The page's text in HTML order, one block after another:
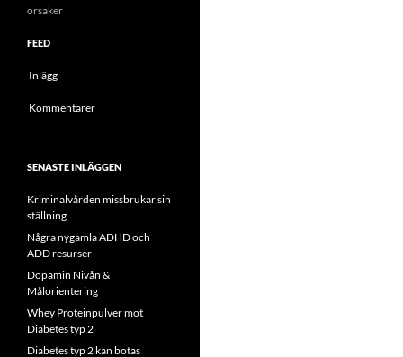
orsaker
FEED
Inlägg
Kommentarer
SENASTE INLÄGGEN
Kriminalvården missbrukar sin
ställning
Några nygamla ADHD och
ADD resurser
Dopamin Nivån &
Målorientering
Whey Proteinpulver mot
Diabetes typ 2
Diabetes typ 2 kan botas